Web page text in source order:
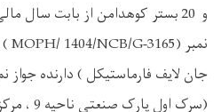
و 20بستر کوهدامن
نمبر (MOPH/ 1404/NCB/G-3165
جان لایف فارماستیکل ) دارنده جواز
(سرک اول پارک صنعتی ناحیه 9 ،